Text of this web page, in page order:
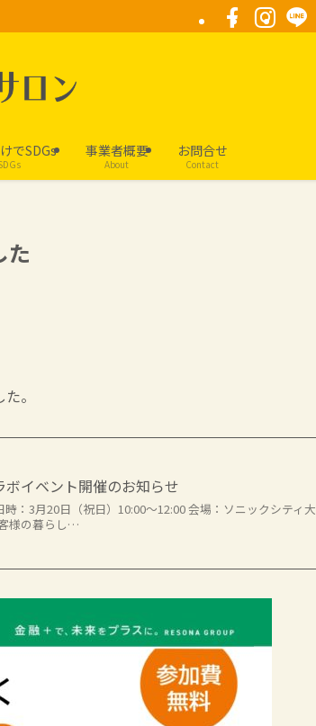
でSDGs 事業者概要
About
お問合せ
Contact
た
。
イベント開催のお知らせ
：3月20日（祝日）10:00〜12:00 会場：ソニックシティ大
様の暮らし…